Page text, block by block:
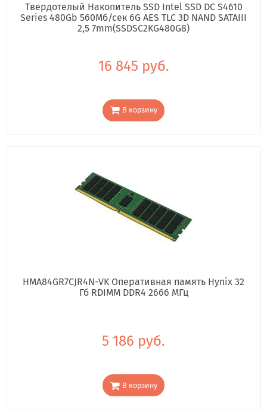
Твердотелый Накопитель SSD Intel SSD DC S4610
Series 480Gb 560Мб/сек 6G AES TLC 3D NAND SATAIII
2,5 7mm(SSDSC2KG480G8)
16 845 руб.
В корзину
HMA84GR7CJR4N-VK Оперативная память Hynix 32
Гб RDIMM DDR4 2666 МГц
5 186 руб.
В корзину